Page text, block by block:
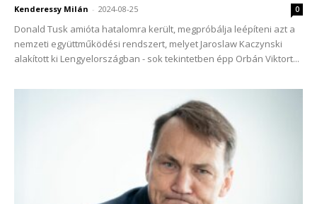
Kenderessy Milán - 2024-08-25 0
Donald Tusk amióta hatalomra került, megpróbálja leépíteni azt a
nemzeti együttműködési rendszert, melyet Jaroslaw Kaczynski
alakított ki Lengyelországban - sok tekintetben épp Orbán Viktort...